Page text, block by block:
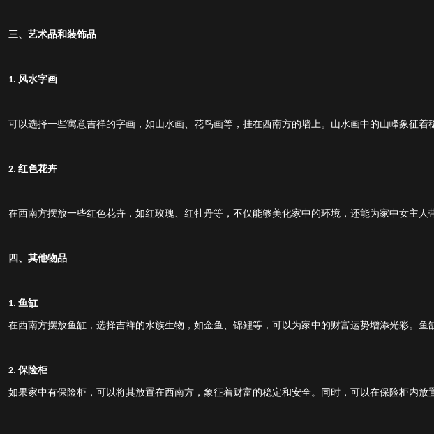
三、艺术品和装饰品
1. 风水字画
可以选择一些寓意吉祥的字画，如山水画、花鸟画等，挂在西南方的墙上。山水画中的山峰象征
2. 红色花卉
在西南方摆放一些红色花卉，如红玫瑰、红牡丹等，不仅能够美化家中的环境，还能为家中女主
四、其他物品
1. 鱼缸
在西南方摆放鱼缸，选择吉祥的水族生物，如金鱼、锦鲤等，可以为家中的财富运势增添光彩。
2. 保险柜
如果家中有保险柜，可以将其放置在西南方，象征着财富的稳定和安全。同时，可以在保险柜内放